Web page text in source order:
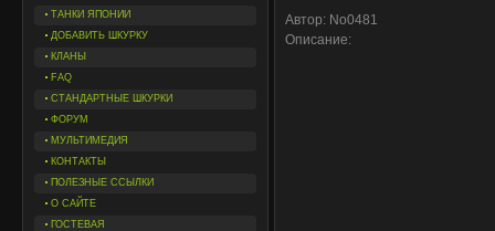
ТАНКИ ЯПОНИИ
ДОБАВИТЬ ШКУРКУ
КЛАНЫ
FAQ
СТАНДАРТНЫЕ ШКУРКИ
ФОРУМ
МУЛЬТИМЕДИЯ
КОНТАКТЫ
ПОЛЕЗНЫЕ ССЫЛКИ
О САЙТЕ
ГОСТЕВАЯ
Автор: No0481
Описание: